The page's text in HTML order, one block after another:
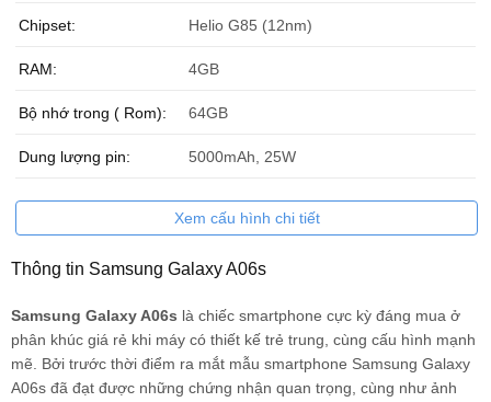
Chipset: Helio G85 (12nm)
RAM: 4GB
Bộ nhớ trong ( Rom): 64GB
Dung lượng pin: 5000mAh, 25W
Xem cấu hình chi tiết
Thông tin Samsung Galaxy A06s
Samsung Galaxy A06s là chiếc smartphone cực kỳ đáng mua ở
phân khúc giá rẻ khi máy có thiết kế trẻ trung, cùng cấu hình mạnh
mẽ. Bởi trước thời điểm ra mắt mẫu smartphone Samsung Galaxy
A06s đã đạt được những chứng nhận quan trọng, cùng như ảnh